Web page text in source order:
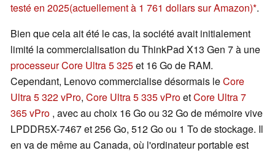
testé en 2025(actuellement à 1 761 dollars sur Amazon) .
Bien que cela ait été le cas, la société avait initialement
limité la commercialisation du ThinkPad X13 Gen 7 à une
processeur Core Ultra 5 325et 16 Go de RAM.
Cependant, Lenovo commercialise désormais leCore
Ultra 5 322 vPro, Core Ultra 5 335 vProetCore Ultra 7
365 vPro , avec au choix 16 Go ou 32 Go de mémoire vive
LPDDR5X-7467 et 256 Go, 512 Go ou 1 To de stockage. Il
en va de même au Canada, où l'ordinateur portable est